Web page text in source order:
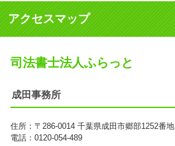
アクセスマップ
司法書士法人ふらっと
成田事務所
住所： 〒286-0014 千葉県成田市郷部1252番地
電話：0120-054-489